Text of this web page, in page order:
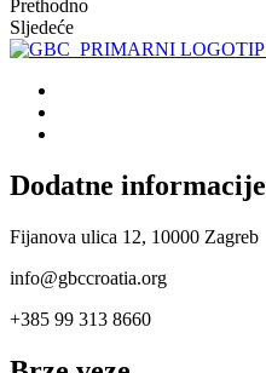
Prethodno
Sljedeće
Dodatne informacije
Fijanova ulica 12, 10000 Zagreb
info@gbccroatia.org
+385 99 313 8660